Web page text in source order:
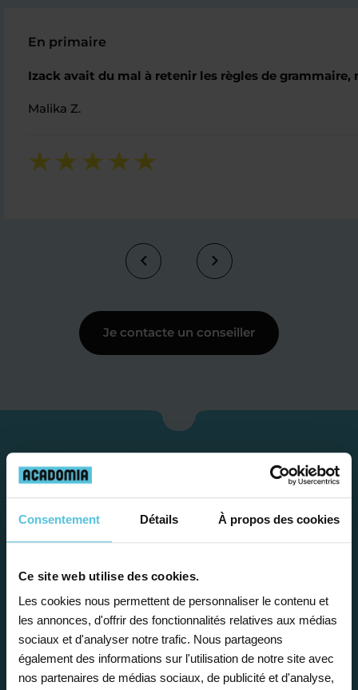
Consentement Détails À propos des cookies
Ce site web utilise des cookies.
Les cookies nous permettent de personnaliser le contenu et
les annonces, d'offrir des fonctionnalités relatives aux médias
sociaux et d'analyser notre trafic. Nous partageons
également des informations sur l'utilisation de notre site avec
nos partenaires de médias sociaux, de publicité et d'analyse,
En primaire
Izack avait du mal à retenir les règles de
Malika Z.
Je contacte un conseiller
Étape 1
Je vous propose un